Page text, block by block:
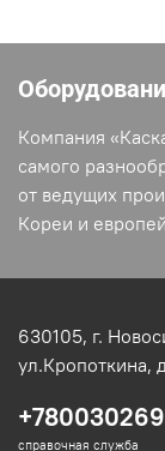
Компания
самого
от ведущих
Кореи и
630105, г.
ул.Кропоткина,
справочная служба